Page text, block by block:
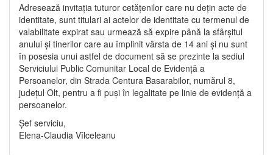
Adresează invitația tuturor cetățenilor care nu dețin acte de
identitate, sunt titulari ai actelor de identitate cu termenul de
valabilitate expirat sau urmează să expire până la sfârșitul
anului și tinerilor care au împlinit vârsta de 14 ani și nu sunt
în posesia unui astfel de document să se prezinte la sediul
Serviciului Public Comunitar Local de Evidență a
Persoanelor, din Strada Centura Basarabilor, numărul 8,
județul Olt, pentru a fi puși în legalitate pe linie de evidență a
persoanelor.
Șef serviciu,
Elena-Claudia Vîlceleanu